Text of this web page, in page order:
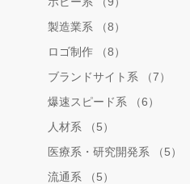
製造業系 （8）
ロゴ制作 （8）
ブランドサイト系 （7）
爆速スピード系 （6）
人材系 （5）
医療系・研究開発系 （5）
流通系 （5）